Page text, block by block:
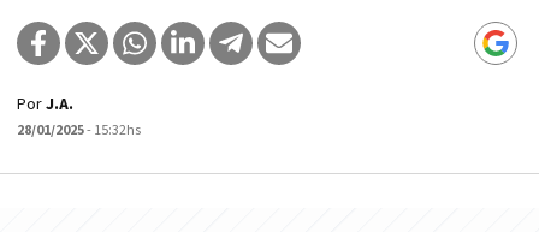
PorJ.A.
28/01/2025- 15:32hs